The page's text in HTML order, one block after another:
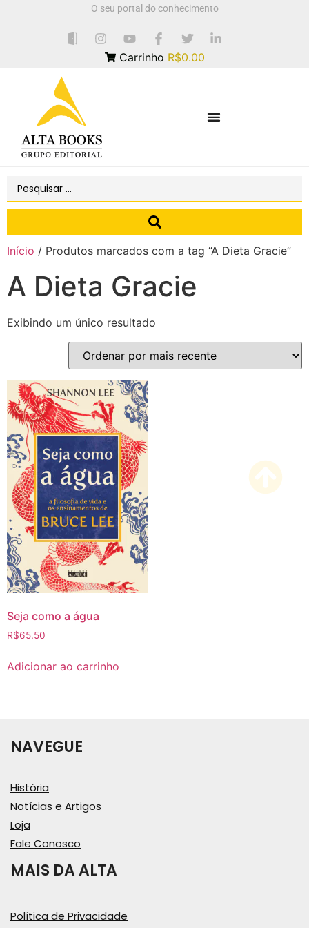
O seu portal do conhecimento
Carrinho R$0.00
Início / Produtos marcados com a tag “A Dieta Gracie”
A Dieta Gracie
Exibindo um único resultado
Seja como a água
R$65.50
Adicionar ao carrinho
NAVEGUE
História
Notícias e Artigos
Loja
Fale Conosco
MAIS DA ALTA
Política de Privacidade